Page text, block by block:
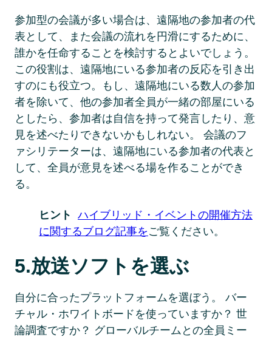
参加型の会議が多い場合は、遠隔地の参加者の代
表として、また会議の流れを円滑にするために、
誰かを任命することを検討するとよいでしょう。
この役割は、遠隔地にいる参加者の反応を引き出
すのにも役立つ。もし、遠隔地にいる数人の参加
者を除いて、他の参加者全員が一緒の部屋にいる
としたら、参加者は自信を持って発言したり、意
見を述べたりできないかもしれない。 会議のフ
ァシリテーターは、遠隔地にいる参加者の代表と
して、全員が意見を述べる場を作ることができ
る。
ヒント
ハイブリッド・イベントの開催方法
に関するブログ記事を ご覧ください。
5.放送ソフトを選ぶ
自分に合ったプラットフォームを選ぼう。 バー
チャル・ホワイトボードを使っていますか？ 世
論調査ですか？ グローバルチームとの全員ミー